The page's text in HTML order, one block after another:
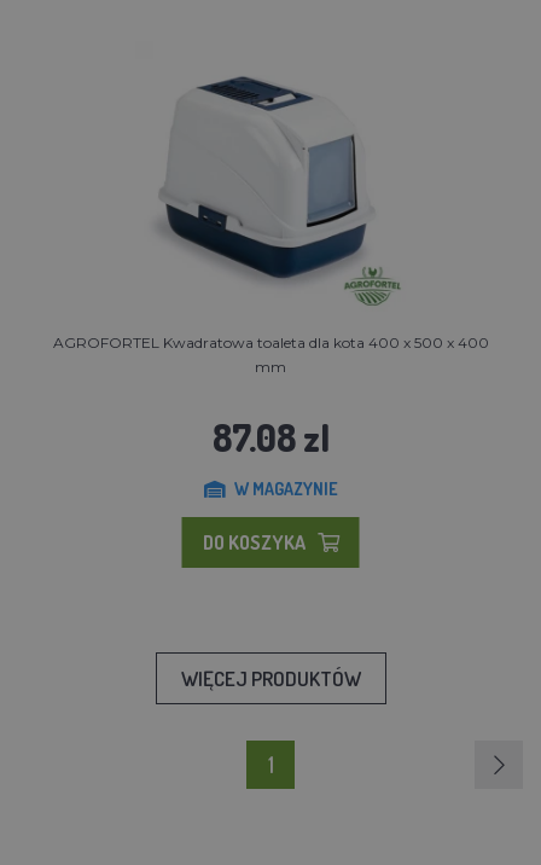
AGROFORTEL Kwadratowa toaleta dla kota 400 x 500 x 400
mm
87.08 zl
W MAGAZYNIE
DO KOSZYKA
WIĘCEJ PRODUKTÓW
1